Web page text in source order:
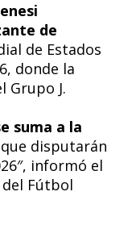
de
de Estados
donde la
Grupo J.
suma a la
disputarán
informó el
Fútbol